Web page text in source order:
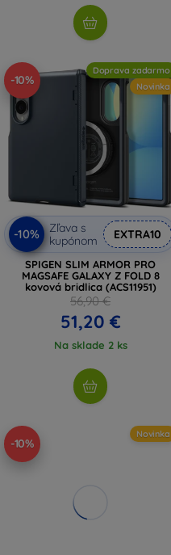
-10%
Doprava zadarmo
Novinka
-10%
Zľava s
kupónom
EXTRA10
SPIGEN SLIM ARMOR PRO
MAGSAFE GALAXY Z FOLD 8
kovová bridlica (ACS11951)
56,90 €
51,20 €
Na sklade 2 ks
-10%
Novinka